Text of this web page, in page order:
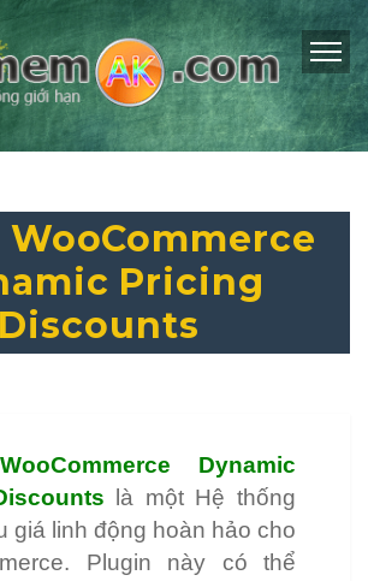
WooCommerce
Pricing
Discounts
Dynamic
là một Hệ thống
giá linh động hoàn hảo cho
Plugin này có thể